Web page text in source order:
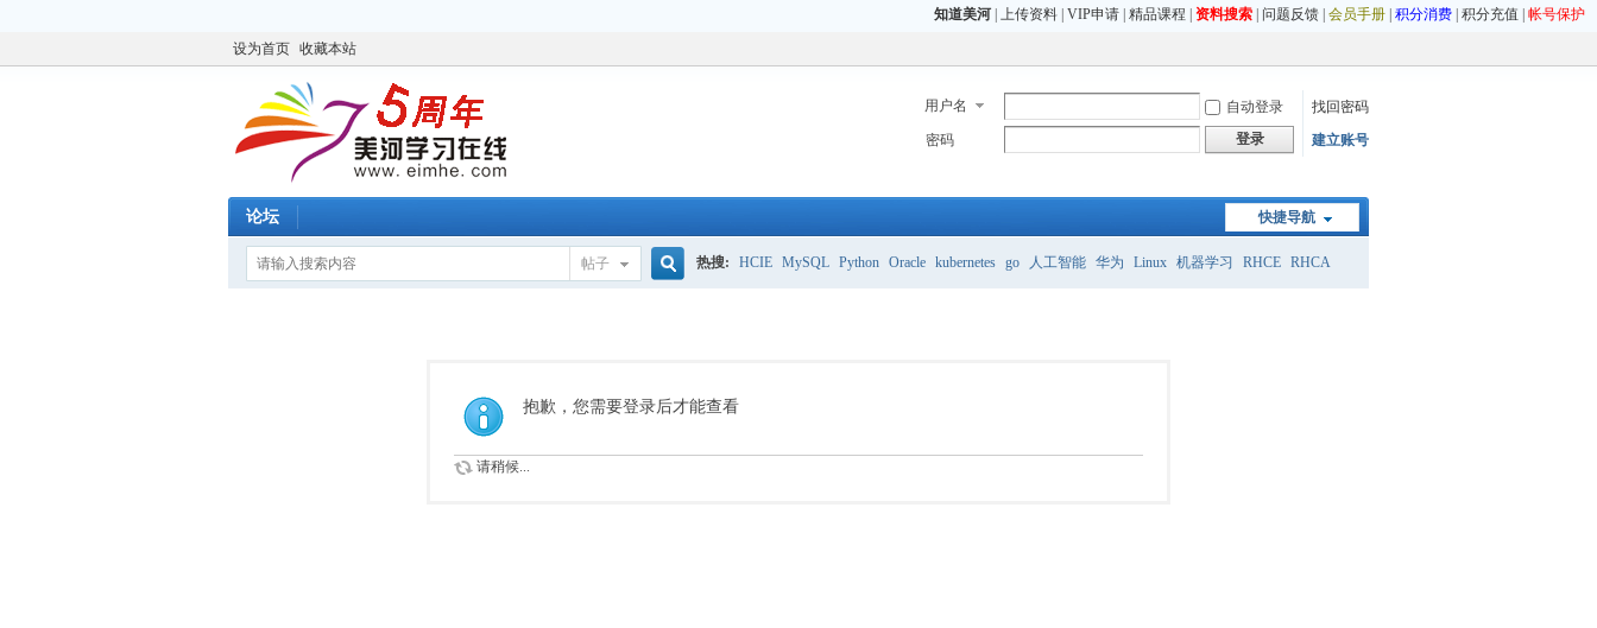
知道美河| 上传资料 VIP申请 精品课程 资料搜索 问题反馈 会员手册 积分消费 积分充值 帐号保护
设为首页 收藏本站
用户名 自动登录
找回密码
密码
登录 建立账号
快捷导航
论坛
帖子
索
热搜: HCIE MySQL Python Oracle kubernetes go 人工智能 华为 Linux 机器学习 RHCE RHCA
抱歉，您需要登录后才能查看
请稍候...